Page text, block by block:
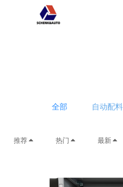
全部 自动配料
推荐 热门 最新